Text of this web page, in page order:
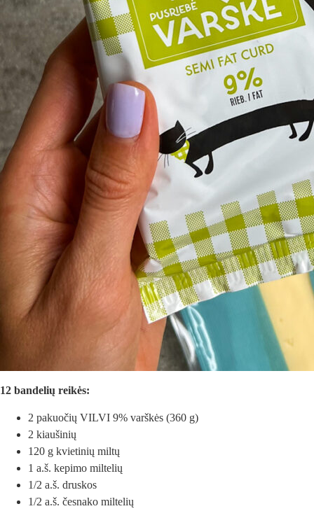
12 bandelių reikės:
2 pakuočių VILVI 9% varškės (360 g)
2 kiaušinių
120 g kvietinių miltų
1 a.š. kepimo miltelių
1/2 a.š. druskos
1/2 a.š. česnako miltelių